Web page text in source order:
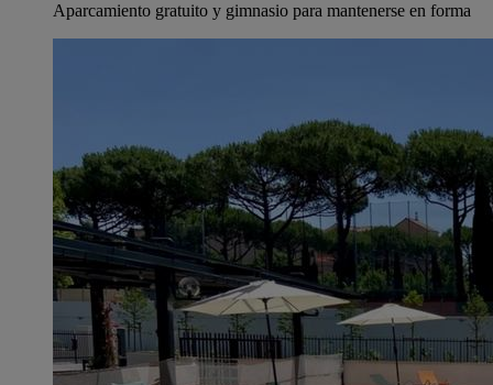
Aparcamiento gratuito y gimnasio para mantenerse en forma